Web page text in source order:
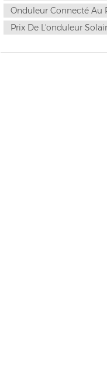
opérations d'installation
production d'énergie du
Toutes les installations
les connexions électriques.8.
Onduleur Connecté Au
Prix De L'onduleur